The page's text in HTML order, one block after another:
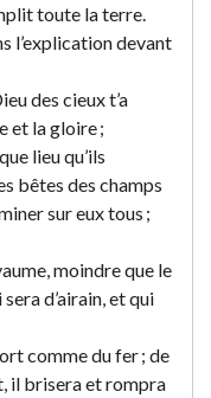
toute la terre.
l’explication devant
des cieux t’a
et la gloire ;
lieu qu’ils
bêtes des champs
sur eux tous ;
moindre que le
d’airain, et qui
comme du fer ; de
il brisera et rompra